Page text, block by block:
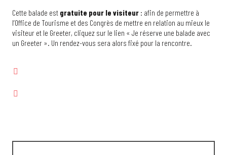
Cette balade est gratuite pour le visiteur : afin de permettre à
l’Office de Tourisme et des Congrès de mettre en relation au mieux le
visiteur et le Greeter, cliquez sur le lien « Je réserve une balade avec
un Greeter ». Un rendez-vous sera alors fixé pour la rencontre.